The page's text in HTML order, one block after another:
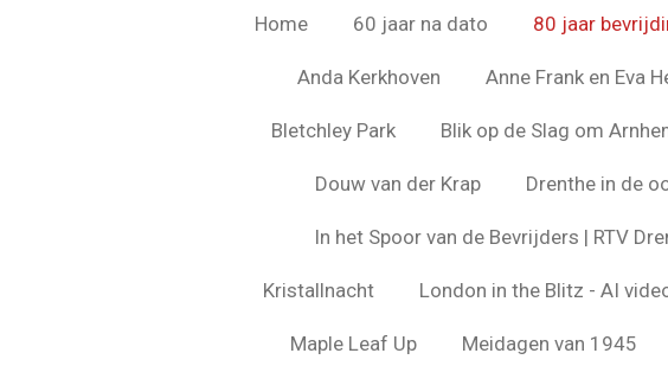
Home 60 jaar na dato 80 jaar
Anda Kerkhoven Anne Frank en Eva
Bletchley Park Blik op de Slag om
Douw van der Krap Drenthe in de
In het Spoor van de Bevrijders | RTV
Kristallnacht London in the Blitz - AI
Maple Leaf Up Meidagen van 1945